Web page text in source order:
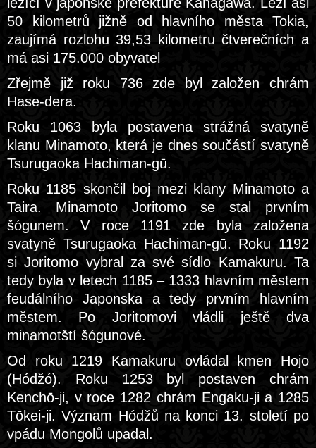
50 kilometrů jižně od hlavního města Tokia,
zaujímá rozlohu 39,53 kilometru čtverečních a
má asi 175.000 obyvatel
Zřejmě již roku 736 zde byl založen chrám
Hase-dera.
Roku 1063 byla postavena strážná svatyně
klanu Minamoto, která je dnes součástí svatyně
Tsurugaoka Hachiman-gū.
Roku 1185 skončil boj mezi klany Minamoto a
Taira. Minamoto Joritomo se stal prvním
šógunem. V roce 1191 zde byla založena
svatyně Tsurugaoka Hachiman-gū. Roku 1192
si Joritomo vybral za své sídlo Kamakuru. Ta
tedy byla v letech 1185 – 1333 hlavním městem
feudálního Japonska a tedy prvním hlavním
městem. Po Joritomovi vládli ještě dva
minamotští šógunové.
Od roku 1219 Kamakuru ovládal kmen Hojo
(Hódžó). Roku 1253 byl postaven chrám
Kenchō-ji, v roce 1282 chrám Engaku-ji a 1285
Tōkei-ji. Význam Hódžů na konci 13. století po
vpádu Mongolů upadal.